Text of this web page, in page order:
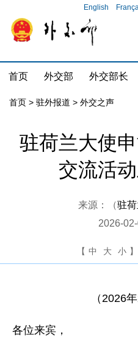
English
首页 外交部 外交部长
首页 > 驻外报道 > 外交之声
驻荷兰大使
交流活
来源：（驻
2026-
【 中 大 小 】
（2026
各位来宾，